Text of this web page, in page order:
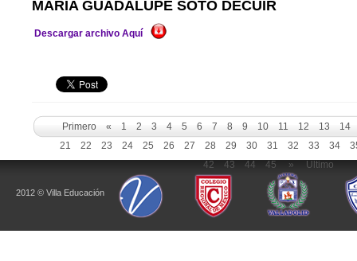
MARÍA GUADALUPE SOTO DECUIR
Descargar archivo Aquí
Primero « 1 2 3 4 5 6 7 8 9 10 11 12 13
14
21
22 23 24 25 26 27 28 29 30 31 32 33 34
42
43 44 45 » Ultimo
2012 © Villa Educación